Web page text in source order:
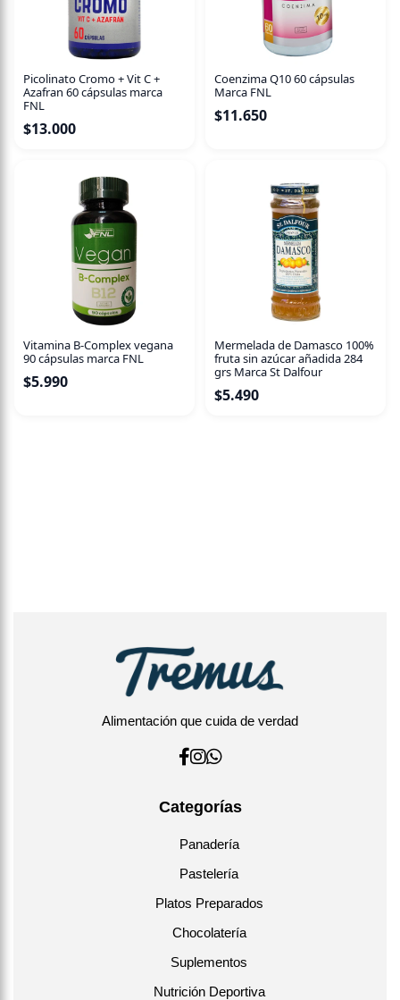
Contenido neto: 300 gramos.
Lleva tu nutrición a otro nivel con esta proteína saludable
y deliciosa. ¡Incorpora Lean Active a tu rutina diaria!
Picolinato Cromo + Vit C +
Azafran 60 cápsulas marca
FNL
$13.000
Coenzima Q10 60 cápsulas
Marca FNL
$11.650
Vitamina B-Complex vegana
90 cápsulas marca FNL
$5.990
Mermelada de Damasco 100%
fruta sin azúcar añadida 284
grs Marca St Dalfour
$5.490
Alimentación que cuida de verdad
Categorías
Panadería
Pastelería
Platos Preparados
Chocolatería
Suplementos
Nutrición Deportiva